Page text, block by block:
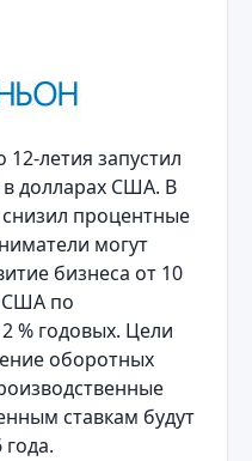
летия запустил
долларах США. В
процентные
могут
бизнеса от 10
США по
% годовых. Цели
оборотных
ставкам будут